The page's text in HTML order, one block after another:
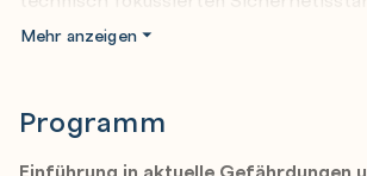
welcher Unternehmen auf aktuelle und
Mit dem Wissen über aktuelle Risiken
Sicherheitskonzepten bewaffnet,
Sicherheit in Ihrem Unternehmen
Mehr anzeigen
Programm
Einführung in aktuelle Gefährdungen